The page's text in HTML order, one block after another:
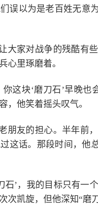
误以为是老百姓无意
大家对战争的残酷有
心里琢磨着。
你这块‘磨刀石’早晚
，他笑着摇头叹气。
朋友的担心。半年前
这话。那段时间，他
石’，我的目标只有一
次凯旋，但他深知“磨